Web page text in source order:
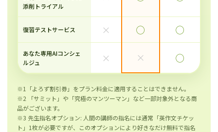
添削トライアル
復習テストサービス × ◯ ◯
あなた専用AIコンシェ
ルジュ
× × ◯
※1「よろず割引券」をプラン料金に適用することはできません。
※2 「サミット」や「究極のマンツーマン」など一部対象外となる商
品がございます。
※3 先生指名オプション: 人間の講師の指名には通常「英作文チケッ
ト」1枚が必要ですが、このオプションにより好きなだけ無料で指名